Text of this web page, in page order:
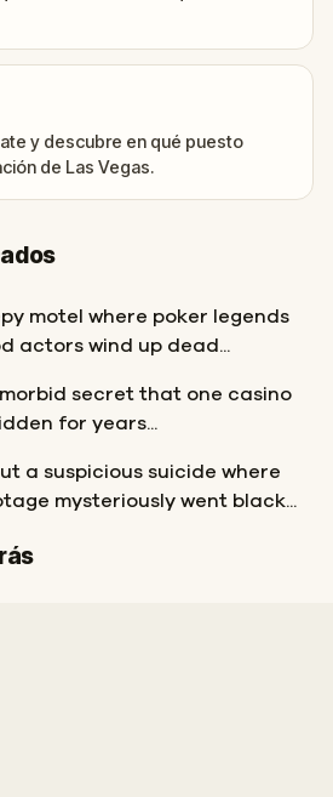
y descubre en qué puesto
de Las Vegas.
motel where poker legends
actors wind up dead...
secret that one casino
for years...
a suspicious suicide where
mysteriously went black...